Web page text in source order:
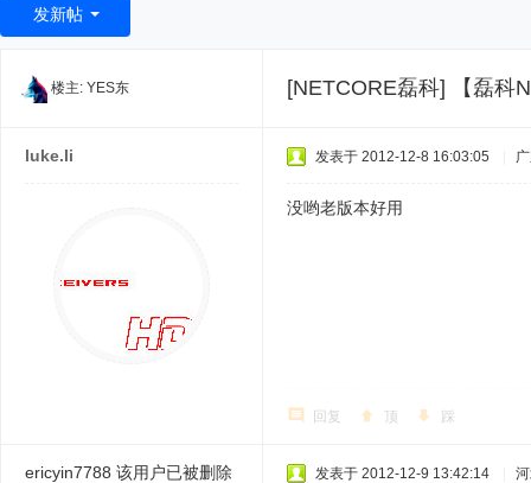
发新帖
楼主: YES东 [NETCORE磊科] 【磊科
luke.li 发表于 2012-12-8 16:03:05
没哟老版本好用
回复 顶 踩
ericyin7788 该用户已被删除 发表于 2012-12-9 13:42:14